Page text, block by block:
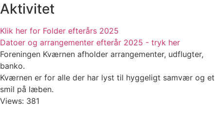
Aktivitet
Klik her for Folder efterårs 2025
Datoer og arrangementer efterår 2025 - tryk her
Foreningen Kværnen afholder arrangementer, udflugter,
banko.
Kværnen er for alle der har lyst til hyggeligt samvær og et
smil på læben.
Views: 381